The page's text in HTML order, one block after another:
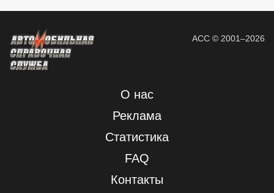
АСС © 2001–2026
О нас
Реклама
Статистика
FAQ
Контакты